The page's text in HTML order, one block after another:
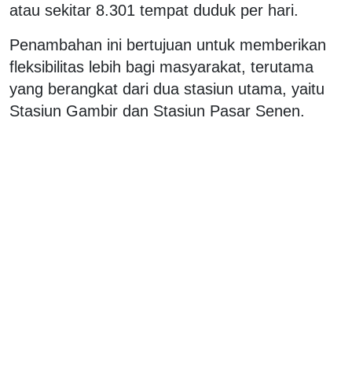
atau sekitar 8.301 tempat duduk per hari.
Penambahan ini bertujuan untuk memberikan
fleksibilitas lebih bagi masyarakat, terutama
yang berangkat dari dua stasiun utama, yaitu
Stasiun Gambir dan Stasiun Pasar Senen.